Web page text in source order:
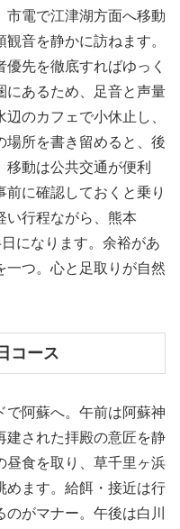
市電で江津湖方面へ移動
音を静かに訪ねます。
先を徹底すればゆっく
にあるため、足音と声量
のカフェで小休止し、
場所を書き留めると、後
移動は公共交通が便利
に確認しておくと乗り
い行程ながら、熊本
になります。余裕があ
一つ。心と足取りが自然
コース
で阿蘇へ。午前は阿蘇神
建された拝殿の意匠を静
昼食を取り、草千里ヶ浜
めます。給餌・接近は行
がマナー。午後は白川